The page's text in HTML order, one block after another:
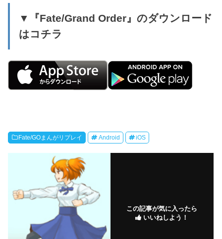
▼『Fate/Grand Order』のダウンロード
はコチラ
Fate/GOまんがリプレイ Android iOS
この記事が気に入ったら
いいねしよう！